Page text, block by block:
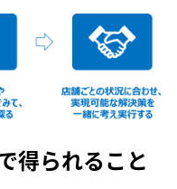
得られること